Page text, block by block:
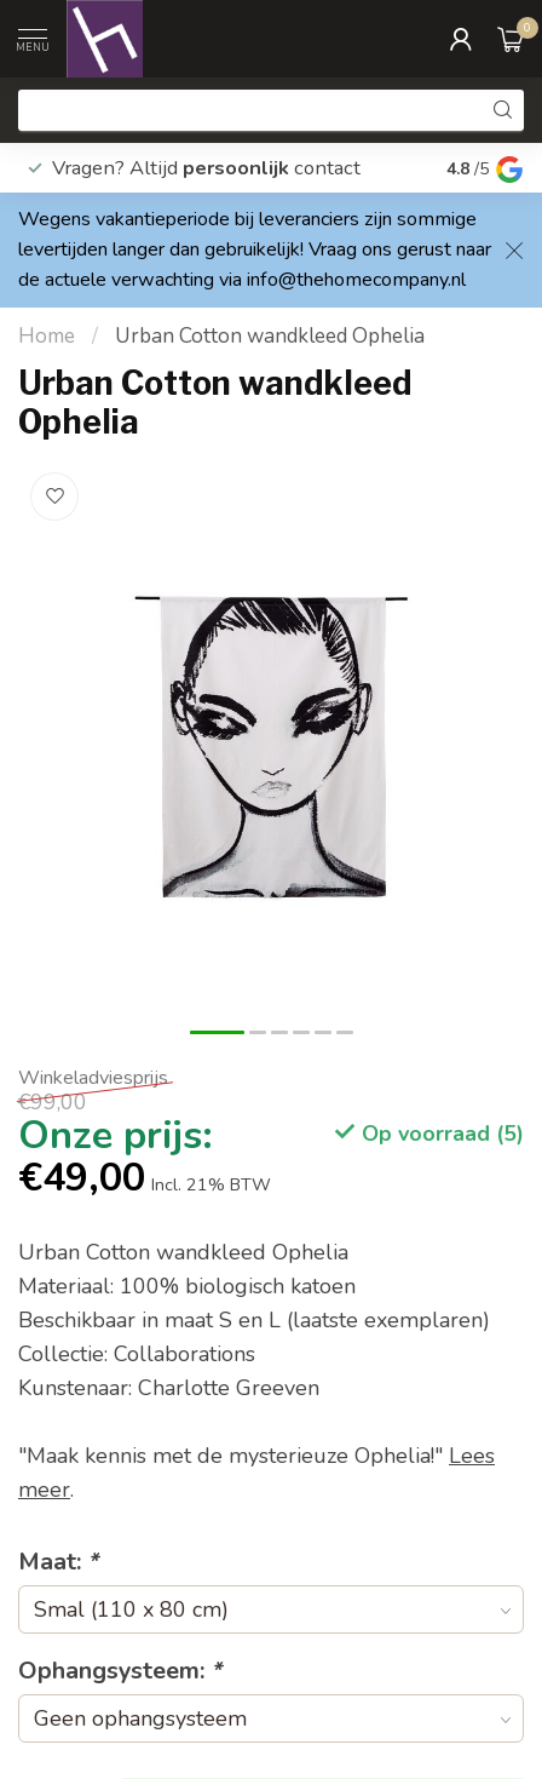
MENU
0
Vragen? Altijd persoonlijk contact Elke dag
4.8 /5
Wegens vakantieperiode bij leveranciers zijn sommige
levertijden langer dan gebruikelijk! Vraag ons gerust naar
de actuele verwachting via info@thehomecompany.nl
Home / Urban Cotton wandkleed Ophelia
Urban Cotton wandkleed
Ophelia
€99,00
€49,00 Incl. 21% BTW
Op voorraad (5)
Urban Cotton wandkleed Ophelia
Materiaal: 100% biologisch katoen
Beschikbaar in maat S en L (laatste exemplaren)
Collectie: Collaborations
Kunstenaar: Charlotte Greeven
"Maak kennis met de mysterieuze Ophelia!" Lees
meer.
Maat: *
Ophangsysteem: *